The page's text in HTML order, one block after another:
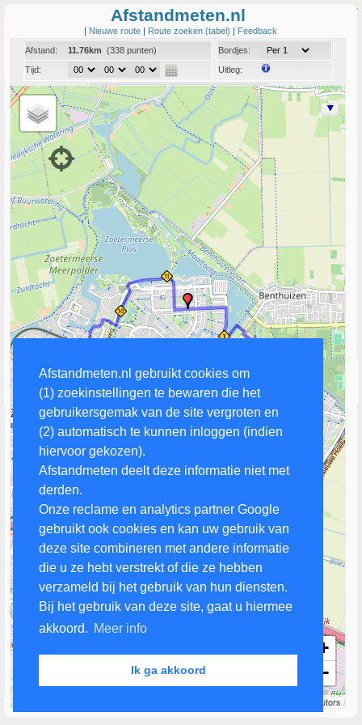
Afstandmeten.nl gebruikt cookies om
(1) zoekinstellingen te bewaren die het
gebruikersgemak van de site vergroten en
(2) automatisch te kunnen inloggen (indien
hiervoor gekozen).
Afstandmeten deelt deze informatie niet met
derden.
Onze reclame en analytics partner Google
gebruikt ook cookies en kan uw gebruik van
deze site combineren met andere informatie
die u ze hebt verstrekt of die ze hebben
verzameld bij het gebruik van hun diensten.
Bij het gebruik van deze site, gaat u hiermee
akkoord. Meer info
Ik ga akkoord
Afstandmeten.nl
| Nieuwe route | Route zoeken (tabel) | Feedback
Afstand:
11.76km (338 punten)
Tijd:
Bordjes:
Uitleg:
Coord:
Info:Link naar deze route
+
−
contributors